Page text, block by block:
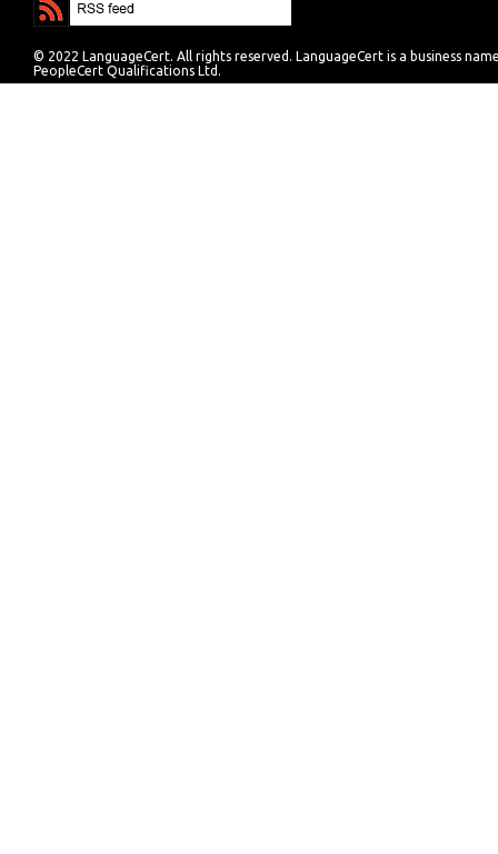
© 2022 LanguageCert. All rights reserved. LanguageCert is a business
PeopleCert Qualifications Ltd.